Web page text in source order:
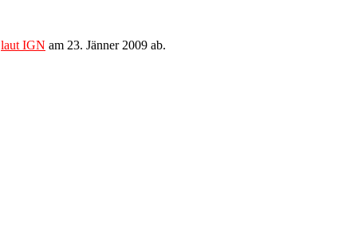
laut IGN am 23. Jänner 2009 ab.